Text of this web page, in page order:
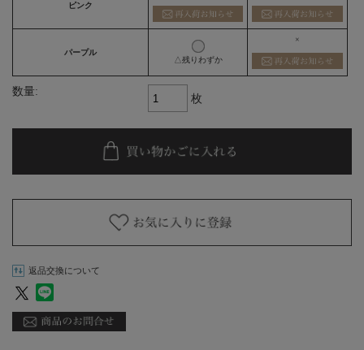
ピンク
パープル
△残りわずか
×
数量:
枚
返品交換について